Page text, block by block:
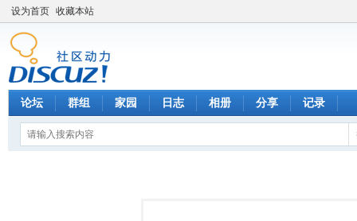
设为首页 收藏本站
论坛 群组 家园 日志 相册 分享 记录